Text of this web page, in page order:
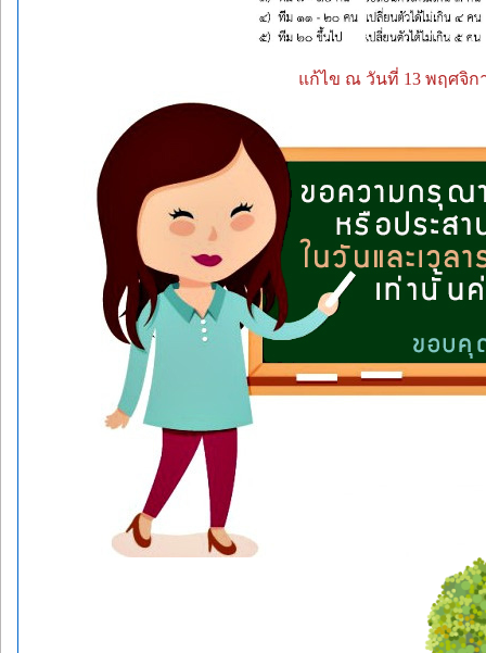
แก้ไข ณ วันที่ 13 พฤศจิกา